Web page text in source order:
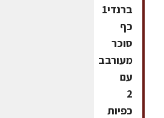
ברנדי1
כף
סוכר
מעורבב
עם
2
כפיות